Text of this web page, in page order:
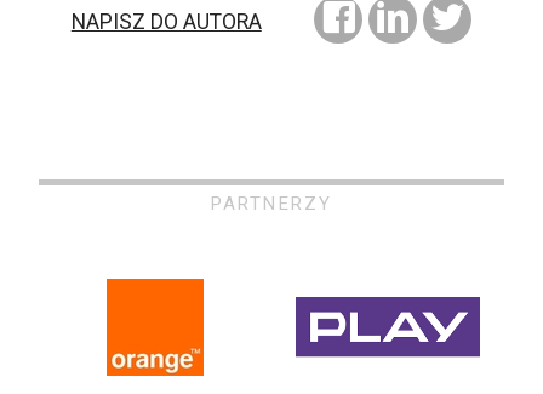
NAPISZ DO AUTORA
PARTNERZY